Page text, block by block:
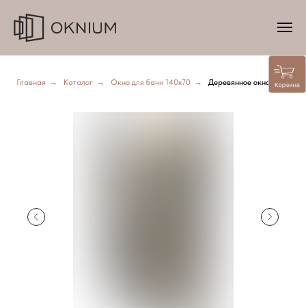
Главная → Каталог → Окно для бани 140х70 → Деревянное окно Липа